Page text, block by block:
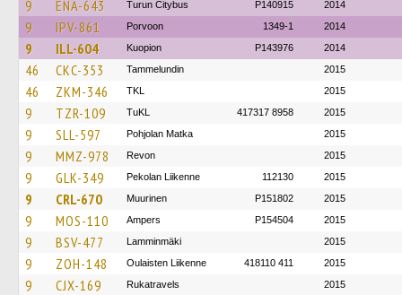
9 ENA-643 Turun Citybus P140915 2014
9 IPV-861 Porvoon 1349-1 2014
9 ILL-604 Kuopion P143976 2014
46 CKC-353 Tammelundin 2015
46 ZKM-346 TKL 2015
9 TZR-109 TuKL 417317 8958 2015
9 SLL-597 Pohjolan Matka 2015
9 MMZ-978 Revon 2015
9 GLK-349 Pekolan Liikenne 112130 2015
9 CRL-670 Muurinen P151802 2015
9 MOS-110 Ampers P154504 2015
9 BSV-477 Lamminmäki 2015
9 ZOH-148 Oulaisten Liikenne 418110 411 2015
9 CJX-169 Rukatravels 2015